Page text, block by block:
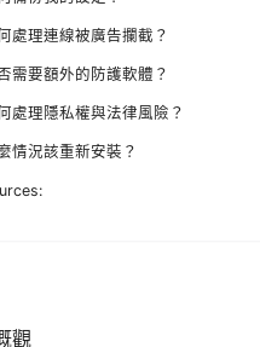
處理連線被廣告攔截？
需要額外的防護軟體？
處理隱私權與法律風險？
情況該重新安裝？
觀